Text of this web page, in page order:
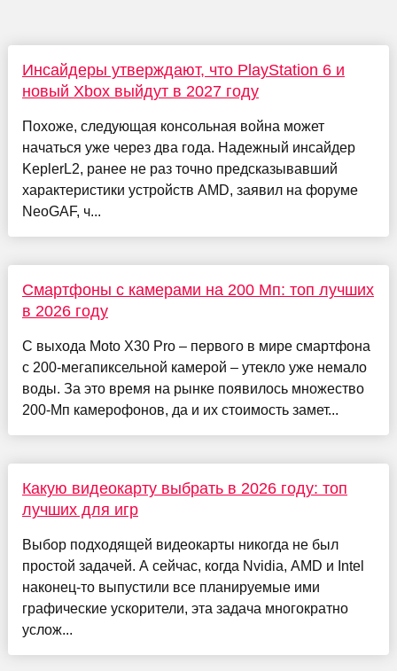
Инсайдеры утверждают, что PlayStation 6 и
новый Xbox выйдут в 2027 году
Похоже, следующая консольная война может
начаться уже через два года. Надежный инсайдер
KeplerL2, ранее не раз точно предсказывавший
характеристики устройств AMD, заявил на форуме
NeoGAF, ч...
Смартфоны с камерами на 200 Мп: топ лучших
в 2026 году
С выхода Moto X30 Pro – первого в мире смартфона
с 200-мегапиксельной камерой – утекло уже немало
воды. За это время на рынке появилось множество
200-Мп камерофонов, да и их стоимость замет...
Какую видеокарту выбрать в 2026 году: топ
лучших для игр
Выбор подходящей видеокарты никогда не был
простой задачей. А сейчас, когда Nvidia, AMD и Intel
наконец-то выпустили все планируемые ими
графические ускорители, эта задача многократно
услож...